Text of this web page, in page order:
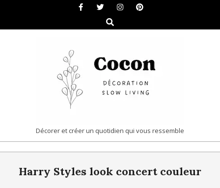
content
Search
COCON
|
DÉCORATION
Décorer et créer un quotidien qui vous ressemble
NavigationHarry Styles look concert couleur